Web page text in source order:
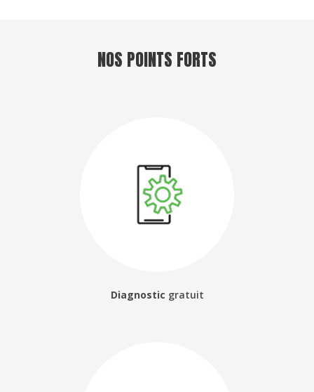
NOS POINTS FORTS
Diagnostic gratuit